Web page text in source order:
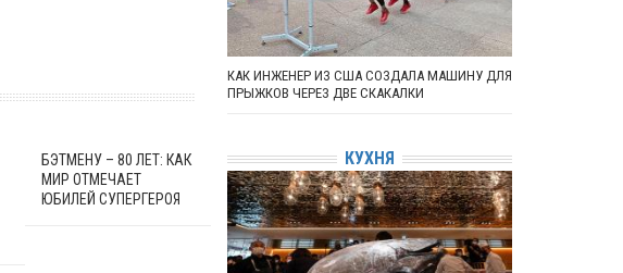
БЭТМЕНУ – 80 ЛЕТ: КАК
МИР ОТМЕЧАЕТ
ЮБИЛЕЙ СУПЕРГЕРОЯ
КАК ИНЖЕНЕР ИЗ США СОЗДАЛА МАШИНУ ДЛЯ
ПРЫЖКОВ ЧЕРЕЗ ДВЕ СКАКАЛКИ
КУХНЯ